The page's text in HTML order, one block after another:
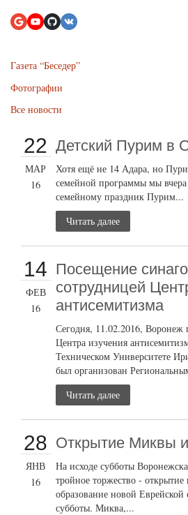
Газета “Беседер”
Фотографии
Все новости
22
МАР
16
Детский Пурим в
Хотя ещё не 14 Адара, но
семейной программы мы
семейному праздник Пурим...
Читать далее
14
ФЕВ
16
Посещение
сотрудницей
антисемитизма
Сегодня, 11.02.2016, Воронеж
Центра изучения
Техническом Университете
был организован
Читать далее
28
ЯНВ
16
Открытие Миквы
На исходе субботы
тройное торжество -
образование новой
субботы. Миква,...